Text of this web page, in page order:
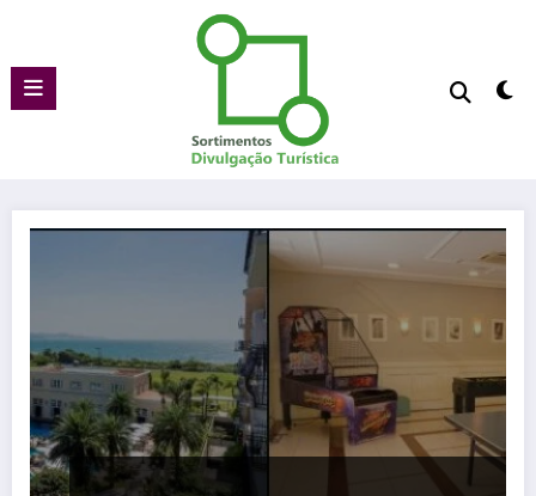
conteúdo